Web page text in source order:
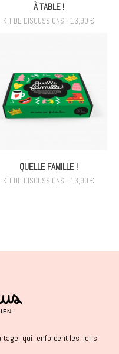
À TABLE !
KIT DE DISCUSSIONS - 13,90 €
QUELLE FAMILLE !
KIT DE DISCUSSIONS - 13,90 €
qui renforcent les liens !